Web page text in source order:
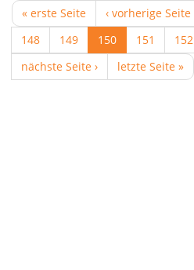
« erste Seite
‹ vorherige Seite
148
149 150 151 152
nächste Seite ›
letzte Seite »